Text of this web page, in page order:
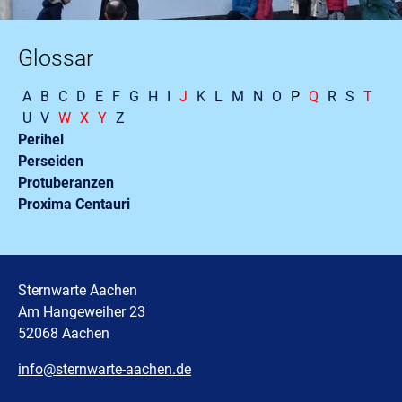
Glossar
A B C D E F G H I J K L M N O P Q R S T
U V W X Y Z
Perihel
Perseiden
Protuberanzen
Proxima Centauri
Sternwarte Aachen
Am Hangeweiher 23
52068 Aachen
info@sternwarte-aachen.de